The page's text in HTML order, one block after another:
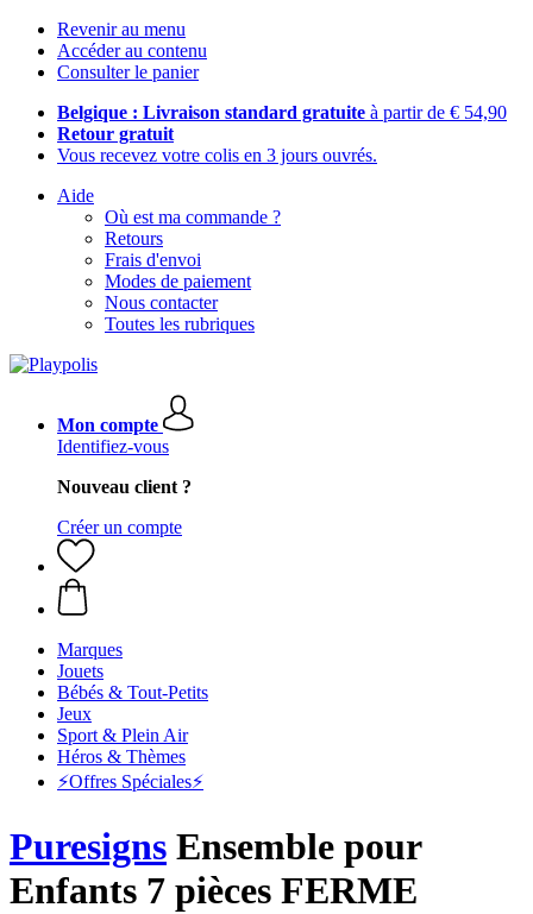
Revenir au menu
Accéder au contenu
Consulter le panier
Belgique : Livraison standard gratuite à partir de € 54,90
Retour gratuit
Vous recevez votre colis en 3 jours ouvrés.
Aide
Où est ma commande ?
Retours
Frais d'envoi
Modes de paiement
Nous contacter
Toutes les rubriques
Mon compte
Identifiez-vous
Nouveau client ?
Créer un compte
Marques
Jouets
Bébés & Tout-Petits
Jeux
Sport & Plein Air
Héros & Thèmes
⚡️Offres Spéciales⚡️
Puresigns Ensemble pour
Enfants 7 pièces FERME